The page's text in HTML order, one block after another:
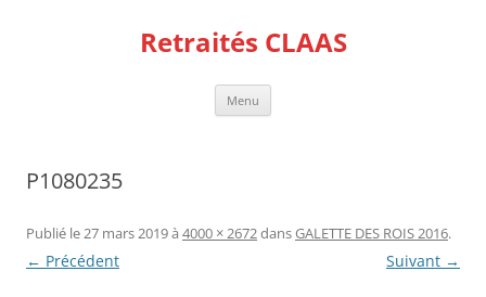
Retraités CLAAS
Menu
P1080235
Publié le27 mars 2019à 4000 × 2672dansGALETTE DES ROIS 2016.
← Précédent Suivant →